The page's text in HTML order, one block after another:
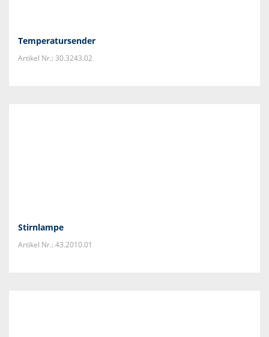
Temperatursender
Artikel Nr.: 30.3243.02
Stirnlampe
Artikel Nr.: 43.2010.01